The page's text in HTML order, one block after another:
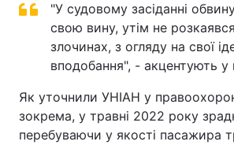
"У судовому засіданні
свою вину, утім не
злочинах, з огляду на свої
вподобання", - акцентують у
Як уточнили УНІАН у
зокрема, у травні 2022 року
перебуваючи у якості пасажира